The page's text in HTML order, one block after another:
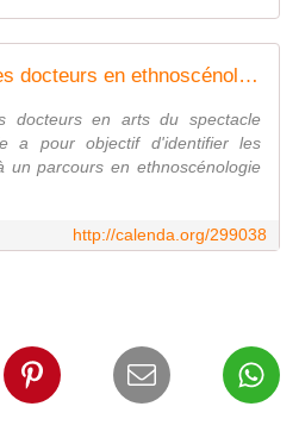
Calenda - Parcours des docteurs en ethnoscénologie
docteurs en arts du spectacle
a pour objectif d'identifier les
un parcours en ethnoscénologie
http://calenda.org/299038